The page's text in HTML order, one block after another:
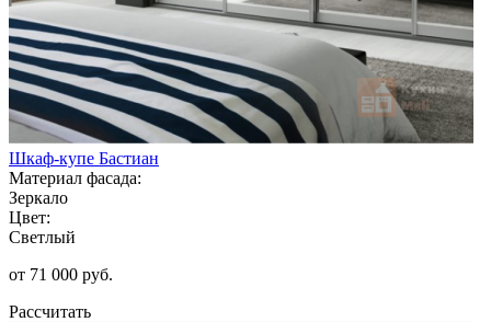
Шкаф-купе Бастиан
Материал фасада:
Зеркало
Цвет:
Светлый
от 71 000 руб.
Рассчитать